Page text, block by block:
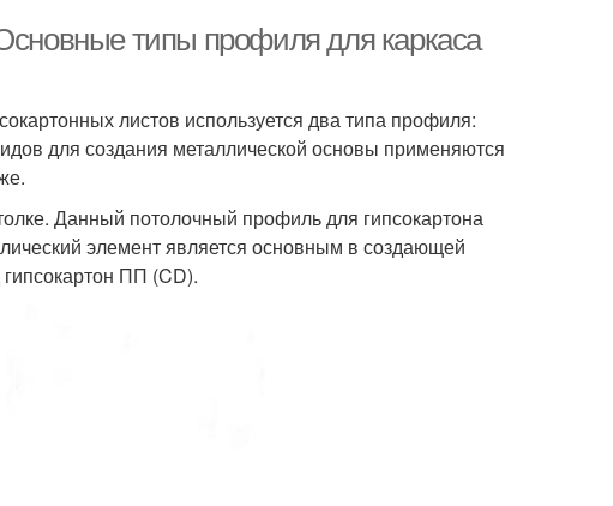
типы профиля для каркаса
листов используется два типа профиля:
для создания металлической основы применяются
Данный потолочный профиль для гипсокартона
элемент является основным в создающей
ПП (CD).